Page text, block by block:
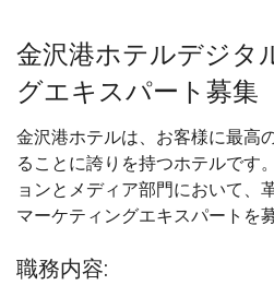
金沢港ホテルデジタ
グエキスパート募集
金沢港ホテルは、お客様に最高
ることに誇りを持つホテルです
ョンとメディア部門において、
マーケティングエキスパートを
職務内容: